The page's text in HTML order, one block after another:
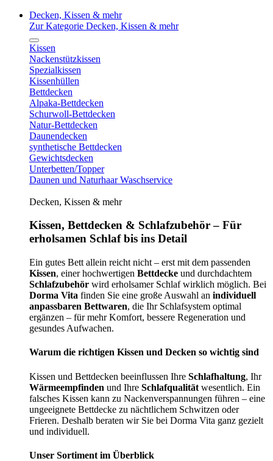
Decken, Kissen & mehr
Zur Kategorie Decken, Kissen & mehr
Kissen
Nackenstützkissen
Spezialkissen
Kissenhüllen
Bettdecken
Alpaka-Bettdecken
Schurwoll-Bettdecken
Natur-Bettdecken
Daunendecken
synthetische Bettdecken
Gewichtsdecken
Unterbetten/Topper
Daunen und Naturhaar Waschservice
Decken, Kissen & mehr
Kissen, Bettdecken & Schlafzubehör – Für
erholsamen Schlaf bis ins Detail
Ein gutes Bett allein reicht nicht – erst mit dem passenden
Kissen, einer hochwertigen Bettdecke und durchdachtem
Schlafzubehör wird erholsamer Schlaf wirklich möglich. Bei
Dorma Vita finden Sie eine große Auswahl an individuell
anpassbaren Bettwaren, die Ihr Schlafsystem optimal
ergänzen – für mehr Komfort, bessere Regeneration und
gesundes Aufwachen.
Warum die richtigen Kissen und Decken so wichtig sind
Kissen und Bettdecken beeinflussen Ihre Schlafhaltung, Ihr
Wärmeempfinden und Ihre Schlafqualität wesentlich. Ein
falsches Kissen kann zu Nackenverspannungen führen – eine
ungeeignete Bettdecke zu nächtlichem Schwitzen oder
Frieren. Deshalb beraten wir Sie bei Dorma Vita ganz gezielt
und individuell.
Unser Sortiment im Überblick